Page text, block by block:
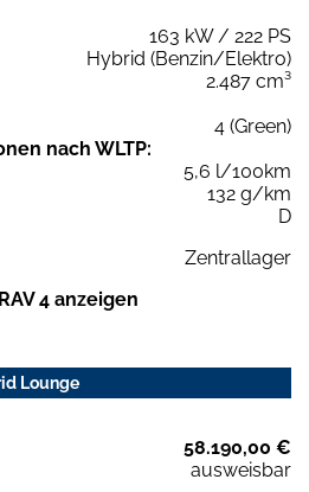
163 kW / 222 PS
Hybrid (Benzin/Elektro)
2.487 cm³
4 (Green)
nach WLTP:
5,6 l/100km
132 g/km
D
Zentrallager
4 anzeigen
Lounge
58.190,00 €
ausweisbar